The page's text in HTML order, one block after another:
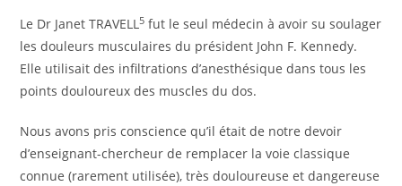
Le Dr Janet TRAVELL5 fut le seul médecin à avoir su soulager
les douleurs musculaires du président John F. Kennedy.
Elle utilisait des infiltrations d’anesthésique dans tous les
points douloureux des muscles du dos.
Nous avons pris conscience qu’il était de notre devoir
d’enseignant-chercheur de remplacer la voie classique
connue (rarement utilisée), très douloureuse et dangereuse